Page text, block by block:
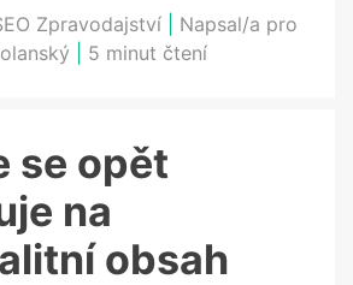
Zpravodajství
Napsal/a pro
5 minut čtení
se opět
na
obsah